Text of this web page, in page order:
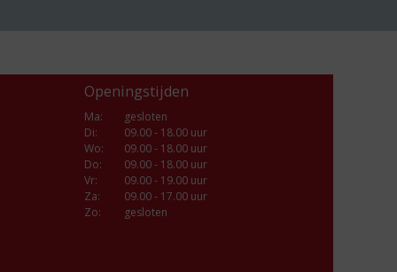
Openingstijden
Ma:
gesloten
Di:
09.00 - 18.00 uur
Wo:
09.00 - 18.00 uur
Do:
09.00 - 18.00 uur
Vr:
09.00 - 19.00 uur
Za:
09.00 - 17.00 uur
Zo:
gesloten